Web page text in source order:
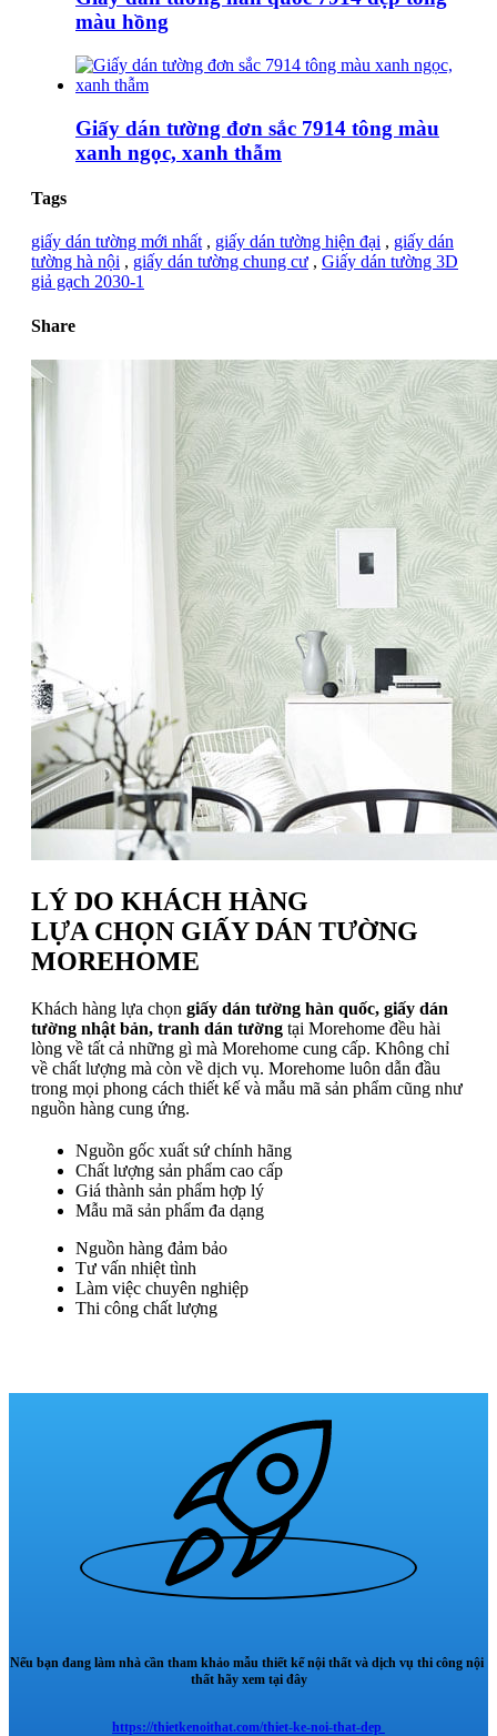
màu hồng
Giấy dán tường đơn sắc 7914 tông màu
xanh ngọc, xanh thẫm
Tags
giấy dán tường mới nhất, giấy dán tường hiện đại , giấy dán
tường hà nội , giấy dán tường chung cư , Giấy dán tường 3D
giả gạch 2030-1
Share
LÝ DO KHÁCH HÀNG
LỰA CHỌN GIẤY DÁN TƯỜNG
MOREHOME
Khách hàng lựa chọn giấy dán tường hàn quốc, giấy dán
tường nhật bản, tranh dán tường tại Morehome đều hài
lòng về tất cả những gì mà Morehome cung cấp. Không chỉ
về chất lượng mà còn về dịch vụ. Morehome luôn dẫn đầu
trong mọi phong cách thiết kế và mẫu mã sản phẩm cũng như
nguồn hàng cung ứng.
Nguồn gốc xuất sứ chính hãng
Chất lượng sản phẩm cao cấp
Giá thành sản phẩm hợp lý
Mẫu mã sản phẩm đa dạng
Nguồn hàng đảm bảo
Tư vấn nhiệt tình
Làm việc chuyên nghiệp
Thi công chất lượng
Nếu bạn đang làm nhà cần tham khảo mẫu thiết kế nội thất và dịch vụ thi công nội
thất hãy xem tại đây
https://thietkenoithat.com/thiet-ke-noi-that-dep